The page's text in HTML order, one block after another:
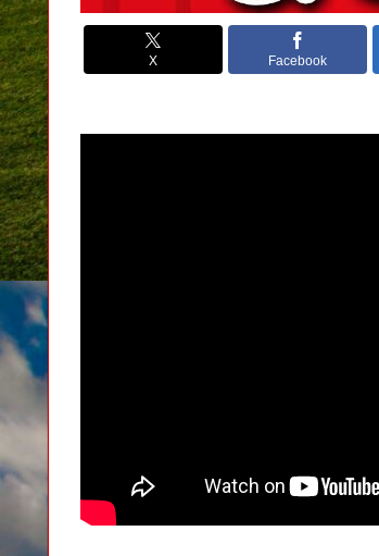
X Facebook